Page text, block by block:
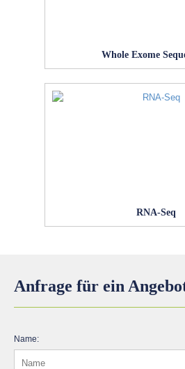
Whole Exome
RNA-Seq
Anfrage für ein
Name: